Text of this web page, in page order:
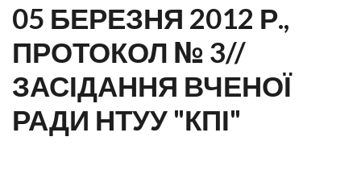
05 БЕРЕЗНЯ 2012 Р.,
ПРОТОКОЛ № 3//
ЗАСІДАННЯ ВЧЕНОЇ
РАДИ НТУУ "КПІ"